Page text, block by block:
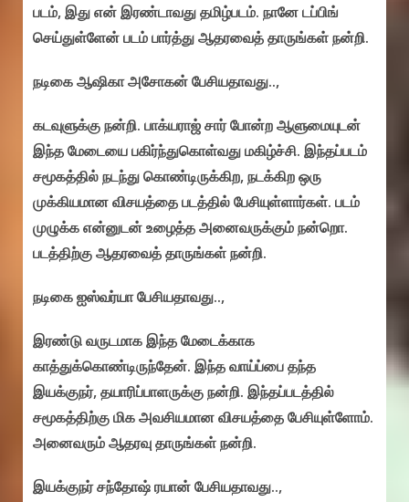
படம், இது என் இரண்டாவது தமிழ்படம். நானே டப்பிங்
செய்துள்ளேன் படம் பார்த்து ஆதரவைத் தாருங்கள் நன்றி.
நடிகை ஆஷிகா அசோகன் பேசியதாவது..,
கடவுளுக்கு நன்றி. பாக்யராஜ் சார் போன்ற ஆளுமையுடன்
இந்த மேடையை பகிர்ந்துகொள்வது மகிழ்ச்சி. இந்தப்படம்
சமூகத்தில் நடந்து கொண்டிருக்கிற, நடக்கிற ஒரு
முக்கியமான விசயத்தை படத்தில் பேசியுள்ளார்கள். படம்
முழுக்க என்னுடன் உழைத்த அனைவருக்கும் நன்றொ.
படத்திற்கு ஆதரவைத் தாருங்கள் நன்றி.
நடிகை ஐஸ்வர்யா பேசியதாவது..,
இரண்டு வருடமாக இந்த மேடைக்காக
காத்துக்கொண்டிருந்தேன். இந்த வாய்ப்பை தந்த
இயக்குநர், தயாரிப்பாளருக்கு நன்றி. இந்தப்படத்தில்
சமூகத்திற்கு மிக அவசியமான விசயத்தை பேசியுள்ளோம்.
அனைவரும் ஆதரவு தாருங்கள் நன்றி.
இயக்குநர் சந்தோஷ் ரயான் பேசியதாவது..,